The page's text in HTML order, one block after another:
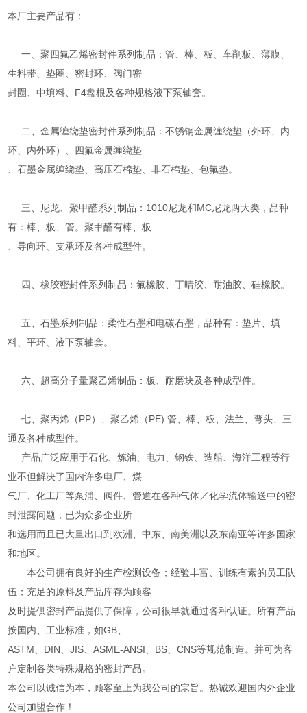
本厂主要产品有：
一、聚四氟乙烯密封件系列制品：管、棒、板、车削板、薄膜、
生料带、垫圈、密封环、阀门密
封圈、中填料、F4盘根及各种规格液下泵轴套。
二、金属缠绕垫密封件系列制品：不锈钢金属缠绕垫（外环、内
环、内外环）、四氟金属缠绕垫
、石墨金属缠绕垫、高压石棉垫、非石棉垫、包氟垫。
三、尼龙、聚甲醛系列制品：1010尼龙和MC尼龙两大类，品种
有：棒、板、管。聚甲醛有棒、板
、导向环、支承环及各种成型件。
四、橡胶密封件系列制品：氟橡胶、丁晴胶、耐油胶、硅橡胶。
五、石墨系列制品：柔性石墨和电碳石墨，品种有：垫片、填
料、平环、液下泵轴套。
六、超高分子量聚乙烯制品：板、耐磨块及各种成型件。
七、聚丙烯（PP）、聚乙烯（PE):管、棒、板、法兰、弯头、三
通及各种成型件。
产品广泛应用于石化、炼油、电力、钢铁、造船、海洋工程等行
业不但解决了国内许多电厂、煤
气厂、化工厂等泵浦、阀件、管道在各种气体／化学流体输送中的密
封泄露问题，已为众多企业所
和选用而且已大量出口到欧洲、中东、南美洲以及东南亚等许多国家
和地区。
本公司拥有良好的生产检测设备；经验丰富、训练有素的员工队
伍；充足的原料及产品库存为顾客
及时提供密封产品提供了保障，公司很早就通过各种认证。所有产品
按国内、工业标准，如GB、
ASTM、DIN、JIS、ASME-ANSI、BS、CNS等规范制造。并可为客
户定制各类特殊规格的密封产品。
本公司以诚信为本，顾客至上为我公司的宗旨。热诚欢迎国内外企业
公司加盟合作！